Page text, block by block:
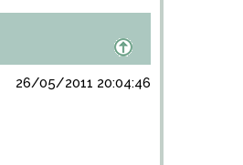
26/05/2011 20:04:46